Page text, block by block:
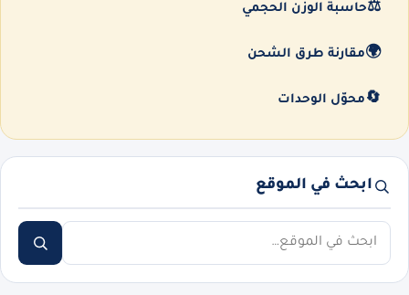
⚖️حاسبة الوزن الحجمي
🌍مقارنة طرق الشحن
🔄 محوّل الوحدات
ابحث في الموقع
ابحث